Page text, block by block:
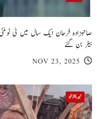
بیٹر بن گئے
NOV 23, 2025
خیبر پختونخوا